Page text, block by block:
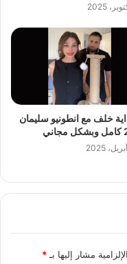
اية خلف مع انطونيو سليمان
مشار إليها بـ*